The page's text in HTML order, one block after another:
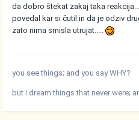
da dobro štekat zakaj taka
povedal kar si čutil in da je odziv
zato nima smisla utrujat.....
you see things; and you say WHY?
but i dream things that never were;